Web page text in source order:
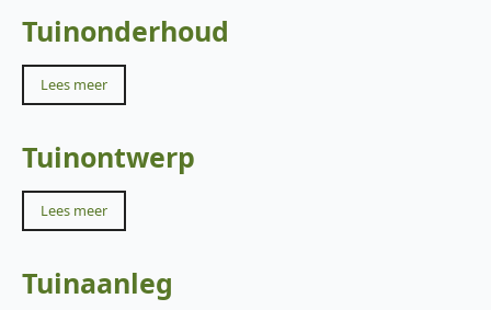
Tuinonderhoud
Lees meer
Tuinontwerp
Lees meer
Tuinaanleg